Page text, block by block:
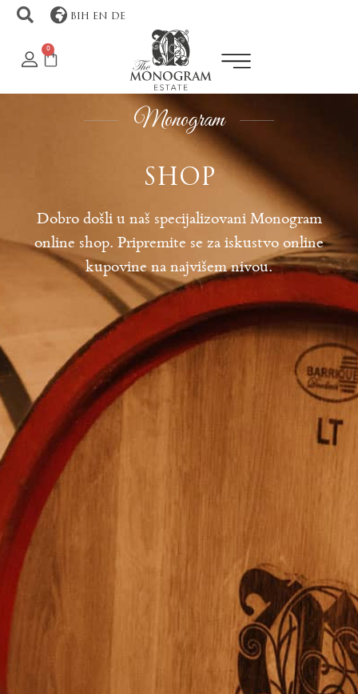
BIH EN DE
0
Monogram
SHOP
Dobro došli u naš specijalizovani Monogram
online shop. Pripremite se za iskustvo online
kupovine na najvišem nivou.